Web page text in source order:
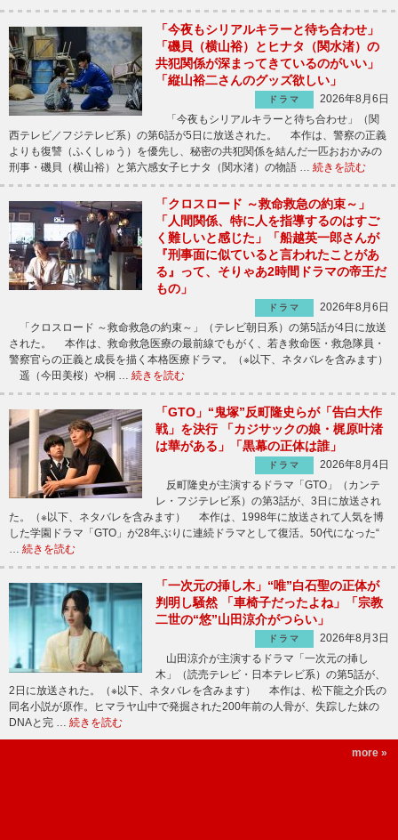
「今夜もシリアルキラーと待ち合わせ」
「磯貝（横山裕）とヒナタ（関水渚）の
共犯関係が深まってきているのがいい」
「縦山裕二さんのグッズ欲しい」
ドラマ
2026年8月6日
「今夜もシリアルキラーと待ち合わせ」（関
西テレビ／フジテレビ系）の第6話が5日に放送された。 本作は、警察の正義
よりも復讐（ふくしゅう）を優先し、秘密の共犯関係を結んだ一匹おおかみの
刑事・磯貝（横山裕）と第六感女子ヒナタ（関水渚）の物語 … 続きを読む
「クロスロード ～救命救急の約束～」
「人間関係、特に人を指導するのはすご
く難しいと感じた」「船越英一郎さんが
『刑事面に似ていると言われたことがあ
る』って、そりゃあ2時間ドラマの帝王だ
もの」
ドラマ
2026年8月6日
「クロスロード ～救命救急の約束～」（テレビ朝日系）の第5話が4日に放送
された。 本作は、救命救急医療の最前線でもがく、若き救命医・救急隊員・
警察官らの正義と成長を描く本格医療ドラマ。（※以下、ネタバレを含みます）
遥（今田美桜）や桐 … 続きを読む
「GTO」“鬼塚”反町隆史らが「告白大作
戦」を決行 「カジサックの娘・梶原叶渚
は華がある」「黒幕の正体は誰」
ドラマ
2026年8月4日
反町隆史が主演するドラマ「GTO」（カンテ
レ・フジテレビ系）の第3話が、3日に放送され
た。（※以下、ネタバレを含みます） 本作は、1998年に放送されて人気を博
した学園ドラマ「GTO」が28年ぶりに連続ドラマとして復活。50代になった“
… 続きを読む
「一次元の挿し木」“唯”白石聖の正体が
判明し騒然 「車椅子だったよね」「宗教
二世の“悠”山田涼介がつらい」
ドラマ
2026年8月3日
山田涼介が主演するドラマ「一次元の挿し
木」（読売テレビ・日本テレビ系）の第5話が、
2日に放送された。（※以下、ネタバレを含みます） 本作は、松下龍之介氏の
同名小説が原作。ヒマラヤ山中で発掘された200年前の人骨が、失踪した妹の
DNAと完 … 続きを読む
more »